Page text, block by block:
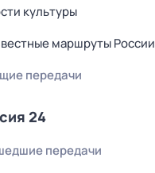
культуры
маршруты России
передачи
24
передачи